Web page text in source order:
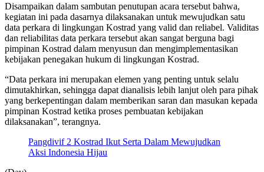
Disampaikan dalam sambutan penutupan acara tersebut bahwa,
kegiatan ini pada dasarnya dilaksanakan untuk mewujudkan satu
data perkara di lingkungan Kostrad yang valid dan reliabel. Validitas
dan reliabilitas data perkara tersebut akan sangat berguna bagi
pimpinan Kostrad dalam menyusun dan mengimplementasikan
kebijakan penegakan hukum di lingkungan Kostrad.
“Data perkara ini merupakan elemen yang penting untuk selalu
dimutakhirkan, sehingga dapat dianalisis lebih lanjut oleh para pihak
yang berkepentingan dalam memberikan saran dan masukan kepada
pimpinan Kostrad ketika proses pembuatan kebijakan
dilaksanakan”, terangnya.
Pangdivif 2 Kostrad Ikut Serta Dalam Mewujudkan
Aksi Indonesia Hijau